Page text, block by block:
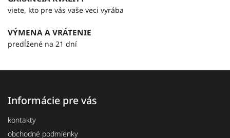
viete, kto pre vás vaše veci vyrába
VÝMENA A VRÁTENIE
predĺžené na 21 dní
Informácie pre vás
kontakty
obchodné podmienky